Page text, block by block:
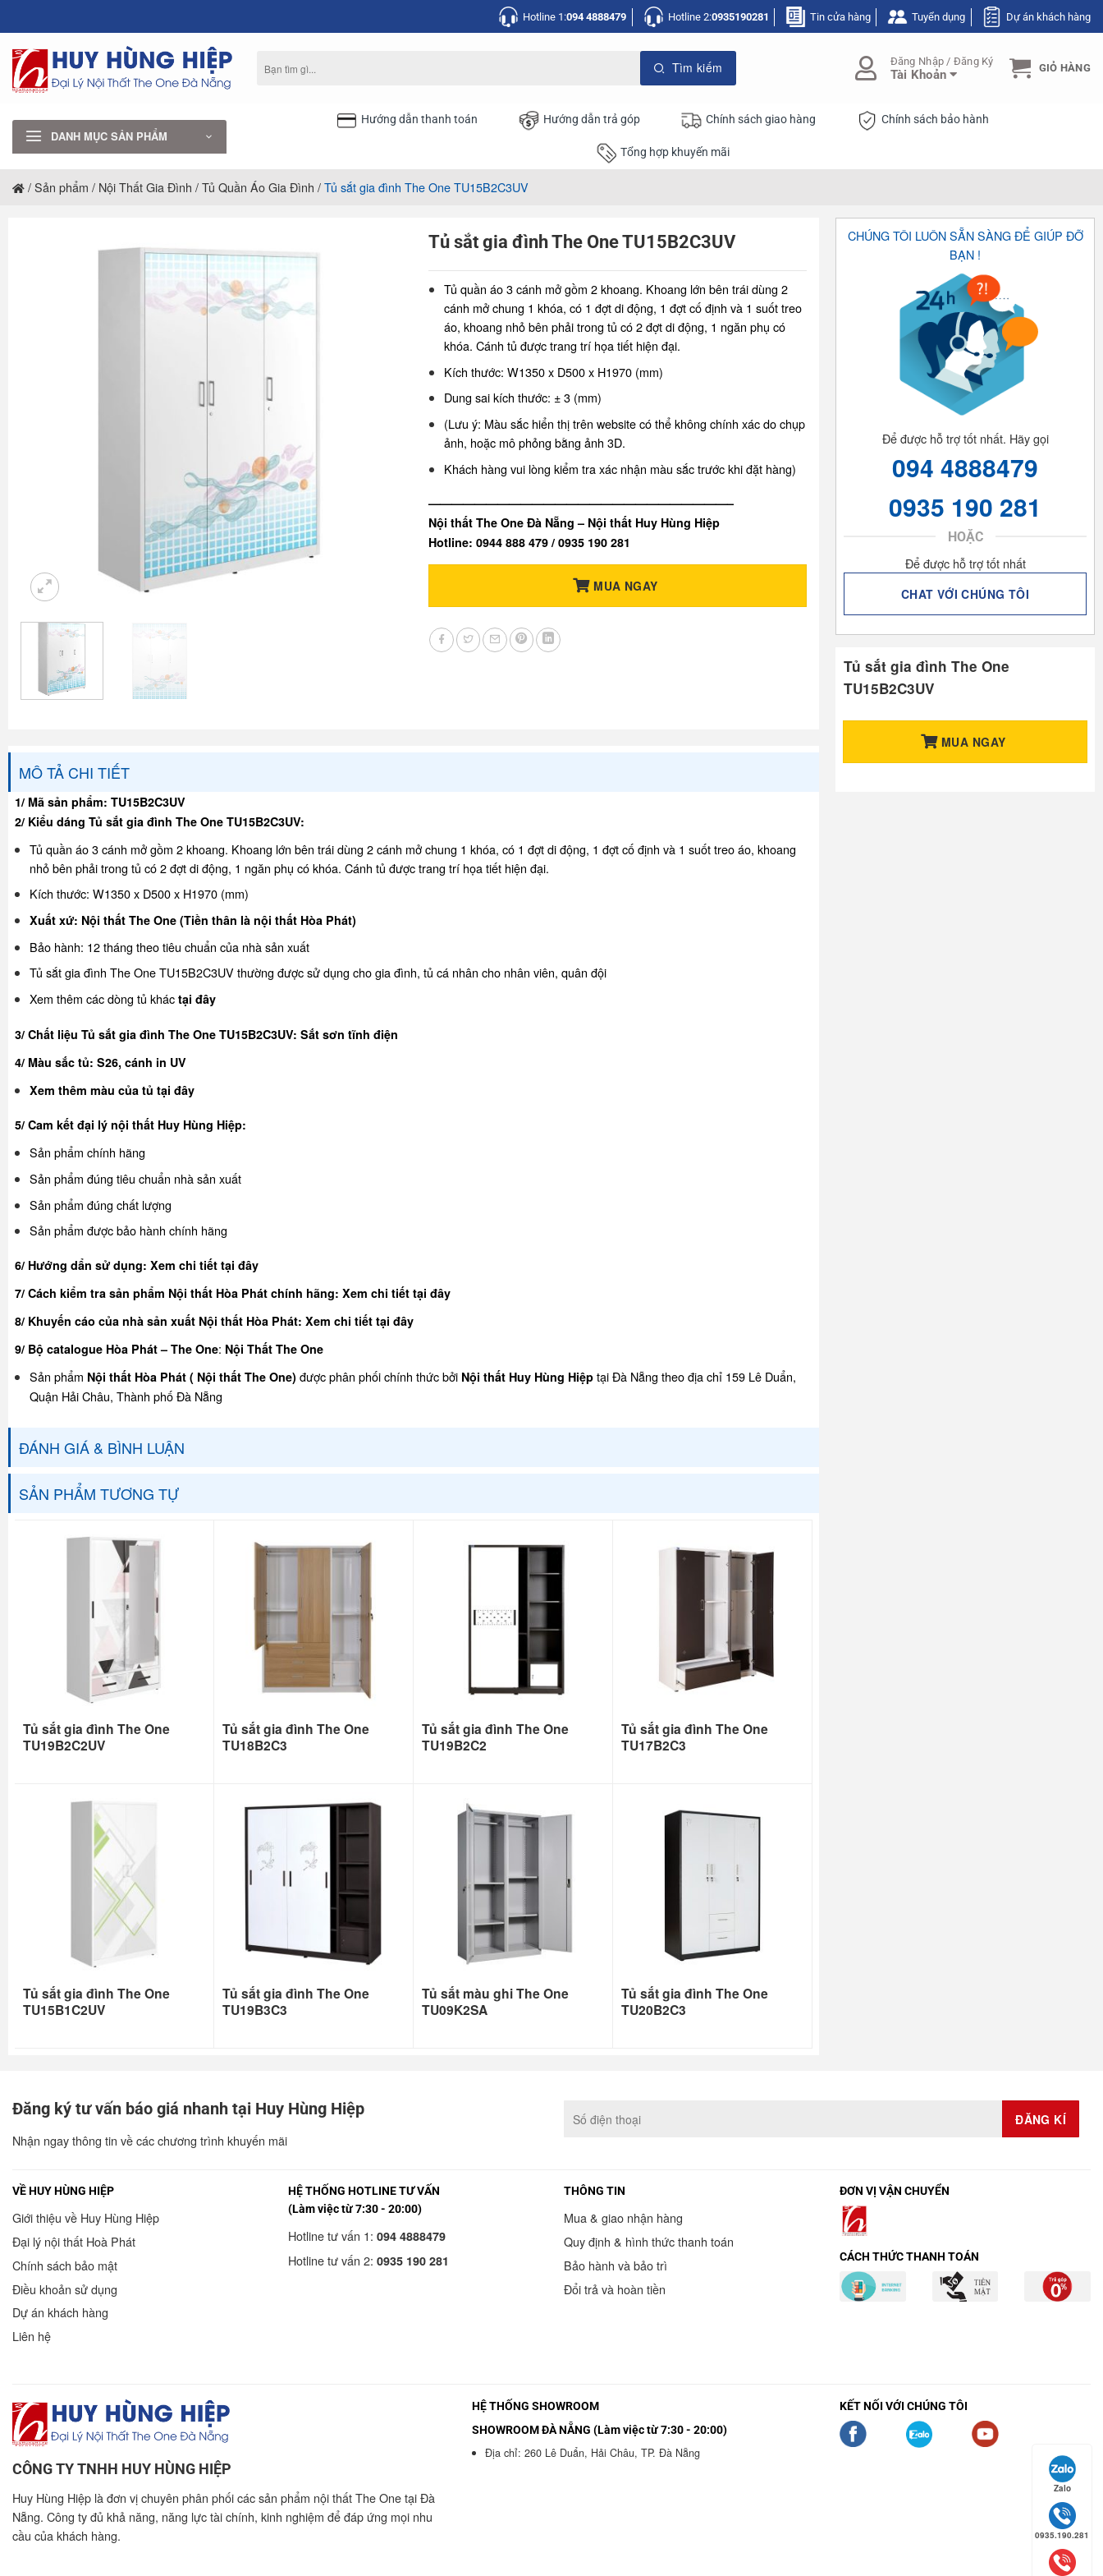
nội
dung
Hotline 1:094 4888479 Hotline 2:0935190281 Tin cửa hàng Tuyển dụng Dự án khách hàng
kiếm:
Đăng Nhập / Đăng Ký
Tài Khoản GIỎ HÀNG
DANH MỤC SẢN PHẨM
Hướng dẫn thanh toán Hướng dẫn trả góp Chính sách giao hàng Chính sách bảo hành
Tổng hợp khuyến mãi
/Sản phẩm / Nội Thất Gia Đình /Tủ Quần Áo Gia Đình /Tủ sắt gia đình The One TU15B2C3UV
Tủ sắt gia đình The One TU15B2C3UV
Tủ quần áo 3 cánh mở gồm 2 khoang. Khoang lớn bên trái dùng 2
cánh mở chung 1 khóa, có 1 đợt di động, 1 đợt cố định và 1 suốt treo
áo, khoang nhỏ bên phải trong tủ có 2 đợt di động, 1 ngăn phụ có
khóa. Cánh tủ được trang trí họa tiết hiện đại.
Kích thước: W1350 x D500 x H1970 (mm)
Dung sai kích thước: ± 3 (mm)
(Lưu ý: Màu sắc hiển thị trên website có thể không chính xác do chụp
ảnh, hoặc mô phỏng bằng ảnh 3D.
Khách hàng vui lòng kiểm tra xác nhận màu sắc trước khi đặt hàng)
——————————————————————————–
Nội thất The One Đà Nẵng – Nội thất Huy Hùng Hiệp
Hotline: 0944 888 479 / 0935 190 281
MUA NGAY
MÔ TẢ CHI TIẾT
1/ Mã sản phẩm: TU15B2C3UV
2/ Kiểu dáng Tủ sắt gia đình The One TU15B2C3UV:
Tủ quần áo 3 cánh mở gồm 2 khoang. Khoang lớn bên trái dùng 2 cánh mở chung 1 khóa, có 1 đợt di động, 1 đợt cố định và 1 suốt treo áo, khoang
nhỏ bên phải trong tủ có 2 đợt di động, 1 ngăn phụ có khóa. Cánh tủ được trang trí họa tiết hiện đại.
Kích thước: W1350 x D500 x H1970 (mm)
Xuất xứ: Nội thất The One (Tiền thân là nội thất Hòa Phát)
Bảo hành: 12 tháng theo tiêu chuẩn của nhà sản xuất
Tủ sắt gia đình The One TU15B2C3UV thường được sử dụng cho gia đình, tủ cá nhân cho nhân viên, quân đội
Xem thêm các dòng tủ kháctại đây
3/ Chất liệu Tủ sắt gia đình The One TU15B2C3UV: Sắt sơn tĩnh điện
4/ Màu sắc tủ: S26, cánh in UV
Xem thêm màu của tủtại đây
5/ Cam kết đại lý nội thất Huy Hùng Hiệp:
Sản phẩm chính hãng
Sản phẩm đúng tiêu chuẩn nhà sản xuất
Sản phẩm đúng chất lượng
Sản phẩm được bảo hành chính hãng
6/ Hướng dẩn sử dụng: Xem chi tiết tại đây
7/ Cách kiểm tra sản phẩm Nội thất Hòa Phát chính hãng: Xem chi tiết tại đây
8/ Khuyến cáo của nhà sản xuất Nội thất Hòa Phát: Xem chi tiết tại đây
9/ Bộ catalogue Hòa Phát – The One: Nội Thất The One
Sản phẩm Nội thất Hòa Phát ( Nội thất The One) được phân phối chính thức bởi Nội thất Huy Hùng Hiệp tại Đà Nẵng theo địa chỉ 159 Lê Duẩn,
Quận Hải Châu, Thành phố Đà Nẵng
ĐÁNH GIÁ & BÌNH LUẬN
SẢN PHẨM TƯƠNG TỰ
Tủ sắt gia đình The One
TU19B2C2UV
Tủ sắt gia đình The One
TU18B2C3
Tủ sắt gia đình The One
TU19B2C2
Tủ sắt gia đình The One
TU17B2C3
Tủ sắt gia đình The One
TU15B1C2UV
Tủ sắt gia đình The One
TU19B3C3
Tủ sắt màu ghi The One
TU09K2SA
Tủ sắt gia đình The One
TU20B2C3
CHÚNG TÔI LUÔN SẴN SÀNG ĐỂ GIÚP ĐỠ
BẠN !
Để được hỗ trợ tốt nhất. Hãy gọi
094 4888479
0935 190 281
HOẶC
Để được hỗ trợ tốt nhất
CHAT VỚI CHÚNG TÔI
Tủ sắt gia đình The One
TU15B2C3UV
MUA NGAY
Đăng ký tư vấn báo giá nhanh tại Huy Hùng Hiệp
Nhận ngay thông tin về các chương trình khuyến mãi
VỀ HUY HÙNG HIỆP
Giới thiệu về Huy Hùng Hiệp
Đại lý nội thất Hoà Phát
Chính sách bảo mật
Điều khoản sử dụng
Dự án khách hàng
Liên hệ
HỆ THỐNG HOTLINE TƯ VẤN
(Làm việc từ 7:30 - 20:00)
Hotline tư vấn 1: 094 4888479
Hotline tư vấn 2: 0935 190 281
THÔNG TIN
Mua & giao nhận hàng
Quy định & hình thức thanh toán
Bảo hành và bảo trì
Đổi trả và hoàn tiền
ĐƠN VỊ VẬN CHUYỂN
CÁCH THỨC THANH TOÁN
CÔNG TY TNHH HUY HÙNG HIỆP
Huy Hùng Hiệp là đơn vị chuyên phân phối các sản phẩm nội thất The One tại Đà
Nẵng. Công ty đủ khả năng, năng lực tài chính, kinh nghiệm để đáp ứng mọi nhu
cầu của khách hàng.
HỆ THỐNG SHOWROOM
SHOWROOM ĐÀ NẴNG (Làm việc từ 7:30 - 20:00)
Địa chỉ: 260 Lê Duẩn, Hải Châu, TP. Đà Nẵng
KẾT NỐI VỚI CHÚNG TÔI
Zalo
0935.190.281